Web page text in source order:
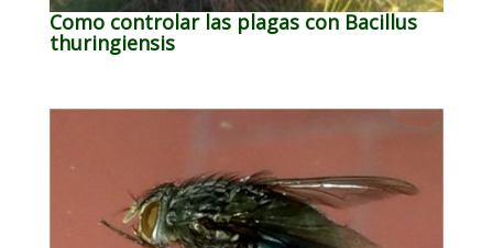
Como controlar las plagas con Bacillus
thuringiensis